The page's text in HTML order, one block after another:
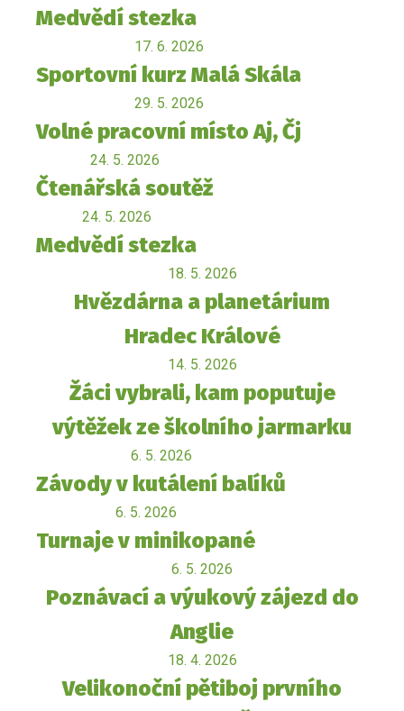
Medvědí stezka
17. 6. 2026
Sportovní kurz Malá Skála
29. 5. 2026
Volné pracovní místo Aj, Čj
24. 5. 2026
Čtenářská soutěž
24. 5. 2026
Medvědí stezka
18. 5. 2026
Hvězdárna a planetárium
Hradec Králové
14. 5. 2026
Žáci vybrali, kam poputuje
výtěžek ze školního jarmarku
6. 5. 2026
Závody v kutálení balíků
6. 5. 2026
Turnaje v minikopané
6. 5. 2026
Poznávací a výukový zájezd do
Anglie
18. 4. 2026
Velikonoční pětiboj prvního